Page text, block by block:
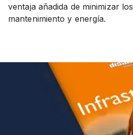
ventaja añadida de minimizar
mantenimiento y energía.